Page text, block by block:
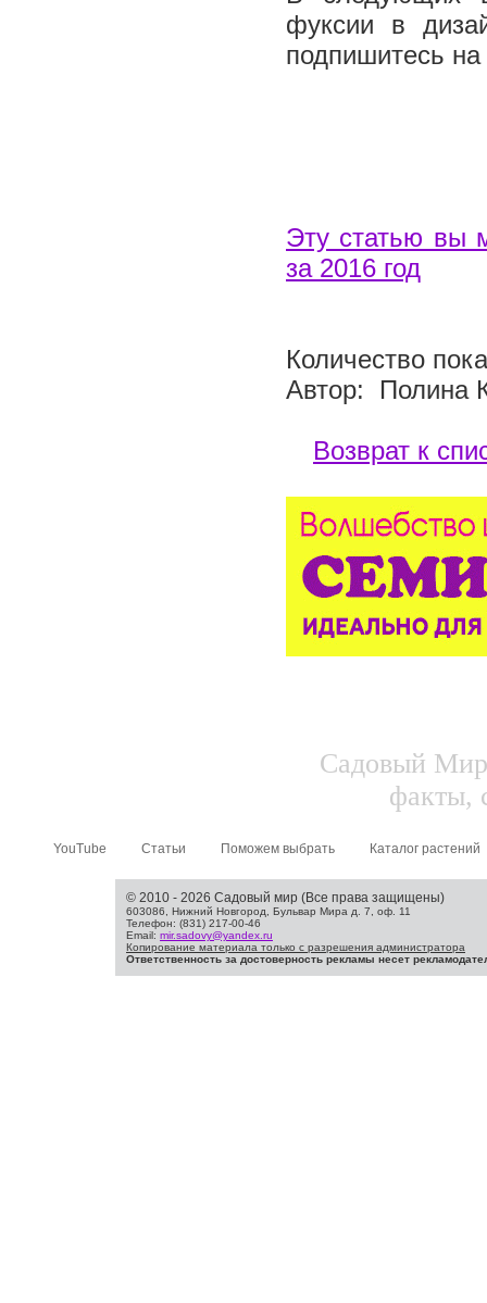
фуксии в
подпишитесь
Эту статью вы
за 2016 год
Количество
Автор: Полина
Возврат к
Садовый
факты,
YouTube Статьи Поможем выбрать Каталог растений
© 2010 - 2026 Садовый мир (Все права защищены)
603086, Нижний Новгород, Бульвар Мира д. 7, оф. 11
Телефон: (831) 217-00-46
Email: mir.sadovy@yandex.ru
Копирование материала только с разрешения администратора
Ответственность за достоверность рекламы несет